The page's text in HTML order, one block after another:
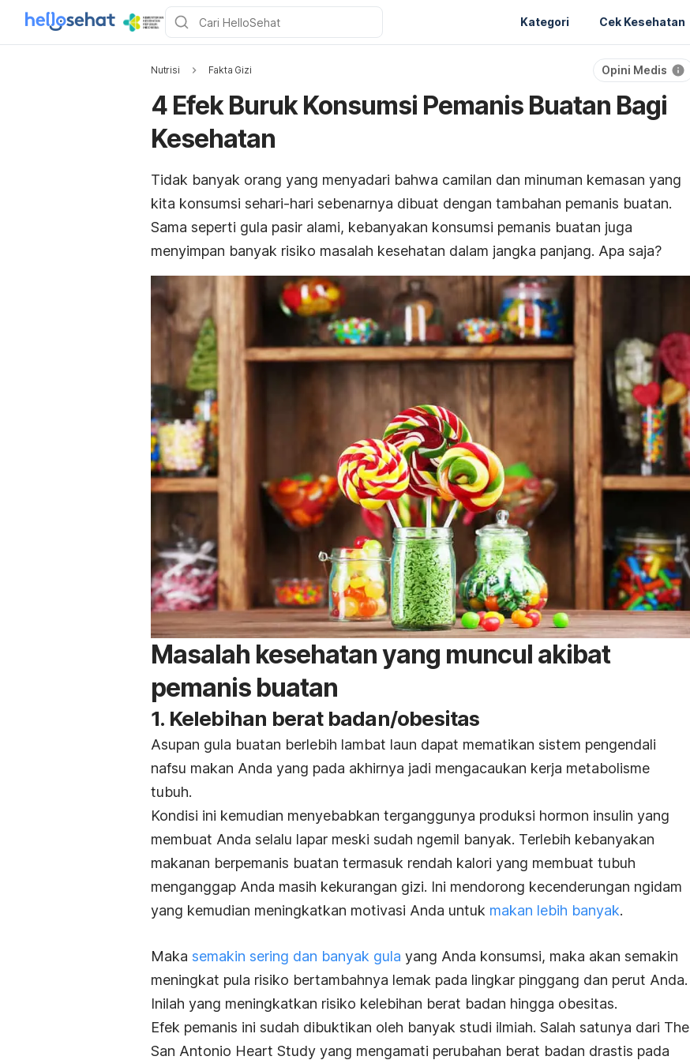
Kategori Cek Kesehatan
Nutrisi Fakta Gizi Opini Medis
4 Efek Buruk Konsumsi Pemanis Buatan Bagi
Kesehatan
Tidak banyak orang yang menyadari bahwa camilan dan minuman kemasan yang
kita konsumsi sehari-hari sebenarnya dibuat dengan tambahan pemanis buatan.
Sama seperti gula pasir alami, kebanyakan konsumsi pemanis buatan juga
menyimpan banyak risiko masalah kesehatan dalam jangka panjang. Apa saja?
Masalah kesehatan yang muncul akibat
pemanis buatan
1. Kelebihan berat badan/obesitas
Asupan gula buatan berlebih lambat laun dapat mematikan sistem pengendali
nafsu makan Anda yang pada akhirnya jadi mengacaukan kerja metabolisme
tubuh.
Kondisi ini kemudian menyebabkan terganggunya produksi hormon insulin yang
membuat Anda selalu lapar meski sudah ngemil banyak. Terlebih kebanyakan
makanan berpemanis buatan termasuk rendah kalori yang membuat tubuh
menganggap Anda masih kekurangan gizi. Ini mendorong kecenderungan ngidam
yang kemudian meningkatkan motivasi Anda untuk makan lebih banyak.
Maka semakin sering dan banyak gula yang Anda konsumsi, maka akan semakin
meningkat pula risiko bertambahnya lemak pada lingkar pinggang dan perut Anda.
Inilah yang meningkatkan risiko kelebihan berat badan hingga obesitas.
Efek pemanis ini sudah dibuktikan oleh banyak studi ilmiah. Salah satunya dari The
San Antonio Heart Study yang mengamati perubahan berat badan drastis pada